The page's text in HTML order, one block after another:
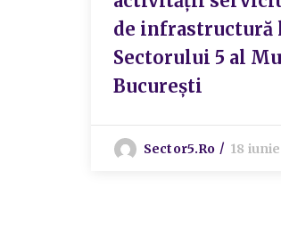
de infrastructură
Sectorului 5 al
București
Sector5.ro 18